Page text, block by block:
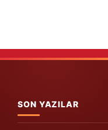
SON YAZILAR